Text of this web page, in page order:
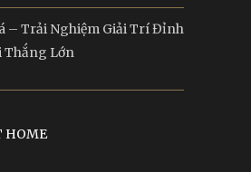
– Trải Nghiệm Giải Trí Đỉnh
Thắng Lớn
HOME